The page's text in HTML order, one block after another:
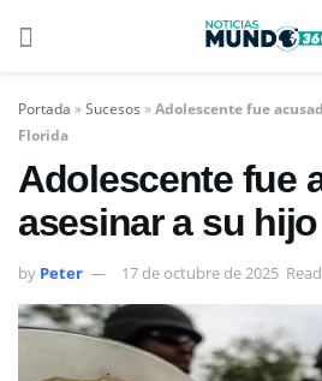
Portada »Sucesos »Adolescente fue
Florida
Adolescente fue
asesinar a su
by Peter 17 de octubre de 2025